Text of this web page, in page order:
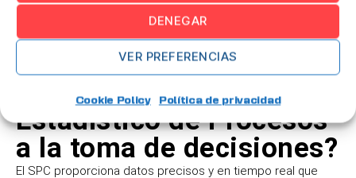
DENEGAR
VER PREFERENCIAS
Cookie Policy Política de privacidad
los servicios, la salud y la tecnología. Cualquier proceso que
involucre la recolección de datos y la necesidad de control
de calidad puede beneficiarse de su implementación.
¿Cómo afecta el Control
Estadístico de Procesos
a la toma de decisiones?
El SPC proporciona datos precisos y en tiempo real que